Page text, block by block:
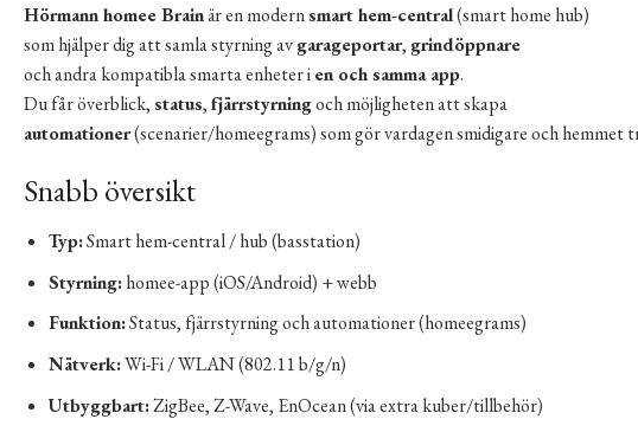
Hörmann homee Brainär en modernsmart hem-central(smart home hub)
som hjälper dig att samla styrning avgarageportar, grindöppnare
och andra kompatibla smarta enheter ien och samma app.
Du får överblick,status,fjärrstyrningoch möjligheten att skapa
automationer(scenarier/homeegrams) som gör vardagen smidigare och hemmet
Snabb översikt
Typ:Smart hem-central / hub (basstation)
Styrning:homee-app (iOS/Android) + webb
Funktion:Status, fjärrstyrning och automationer (homeegrams)
Nätverk:Wi-Fi / WLAN (802.11 b/g/n)
Utbyggbart:ZigBee, Z-Wave, EnOcean (via extra kuber/tillbehör)